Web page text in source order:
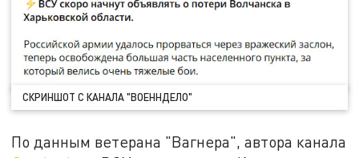
СКРИНШОТ С КАНАЛА "ВОЕННДЕЛО"
По данным ветерана "Вагнера", автора канала